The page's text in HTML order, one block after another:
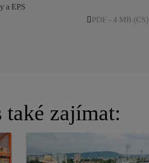
a EPS
PDF - 4 MB (CS)
zajímat: